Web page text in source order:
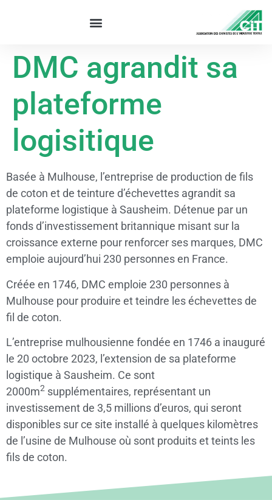
DMC agrandit sa
plateforme
logisitique
Basée à Mulhouse, l’entreprise de production de fils
de coton et de teinture d’échevettes agrandit sa
plateforme logistique à Sausheim. Détenue par un
fonds d’investissement britannique misant sur la
croissance externe pour renforcer ses marques, DMC
emploie aujourd’hui 230 personnes en France.
Créée en 1746, DMC emploie 230 personnes à
Mulhouse pour produire et teindre les échevettes de
fil de coton.
L’entreprise mulhousienne fondée en 1746 a inauguré
le 20 octobre 2023, l’extension de sa plateforme
logistique à Sausheim. Ce sont
2000m2 supplémentaires, représentant un
investissement de 3,5 millions d’euros, qui seront
disponibles sur ce site installé à quelques kilomètres
de l’usine de Mulhouse où sont produits et teints les
fils de coton.